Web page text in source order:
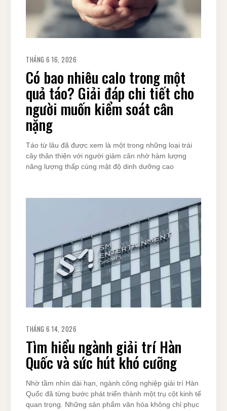
THÁNG 6 16, 2026
Có bao nhiêu calo trong một
quả táo? Giải đáp chi tiết cho
người muốn kiểm soát cân
nặng
Táo từ lâu đã được xem là một trong những loại trái
cây thân thiện với người giảm cân nhờ hàm lượng
năng lượng thấp cùng mật độ dinh dưỡng cao
THÁNG 6 14, 2026
Tìm hiểu ngành giải trí Hàn
Quốc và sức hút khó cưỡng
Nhờ tầm nhìn dài hạn, ngành công nghiệp giải trí Hàn
Quốc đã từng bước phát triển thành một trụ cột kinh tế
quan trọng. Những sản phẩm văn hóa không chỉ phục